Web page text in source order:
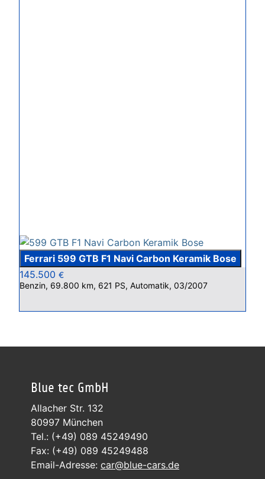
Ferrari 599 GTB F1 Navi Carbon Keramik Bose
145.500 €
Benzin, 69.800 km, 621 PS, Automatik, 03/2007
Blue tec GmbH
Allacher Str. 132
80997 München
Tel.: (+49) 089 45249490
Fax: (+49) 089 45249488
Email-Adresse: car@blue-cars.de